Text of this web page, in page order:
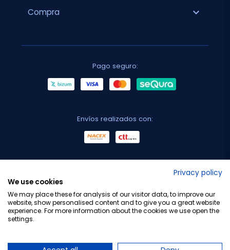
Compra expand_more
Pago seguro:
Envíos realizados con:
Privacy policy
We use cookies
We may place these for analysis of our visitor data, to improve our
website, show personalised content and to give you a great website
experience. For more information about the cookies we use open the
settings.